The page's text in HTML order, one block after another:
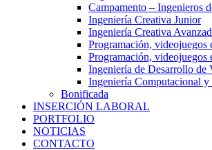
Campamento – Ingenieros
Ingeniería Creativa Junior
Ingeniería Creativa
Programación,
Programación,
Ingeniería de Desarrollo de
Ingeniería Computacional y
Bonificada
INSERCIÓN LABORAL
PORTFOLIO
NOTICIAS
CONTACTO